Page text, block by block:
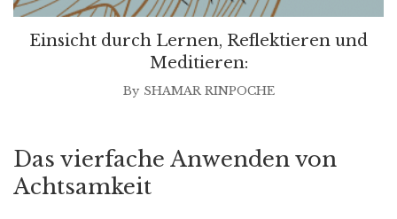
Einsicht durch Lernen, Reflektieren und
Meditieren:
By SHAMAR RINPOCHE
Das vierfache Anwenden von
Achtsamkeit